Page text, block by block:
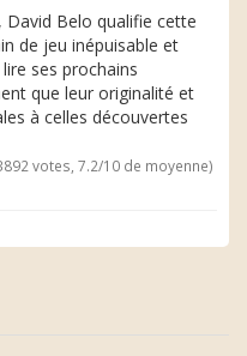
Belo qualifie cette
de jeu inépuisable et
ses prochains
que leur originalité et
à celles découvertes
votes, 7.2/10 de moyenne)